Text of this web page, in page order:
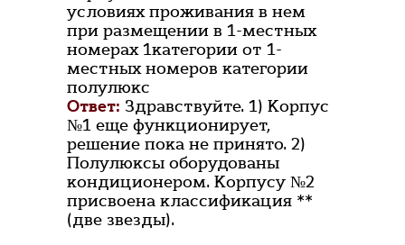
условиях проживания в нем
при размещении в 1-местных
номерах 1категории от 1-
местных номеров категории
полулюкс
Ответ: Здравствуйте. 1) Корпус
№1 еще функционирует,
решение пока не принято. 2)
Полулюксы оборудованы
кондиционером. Корпусу №2
присвоена классификация **
(две звезды).